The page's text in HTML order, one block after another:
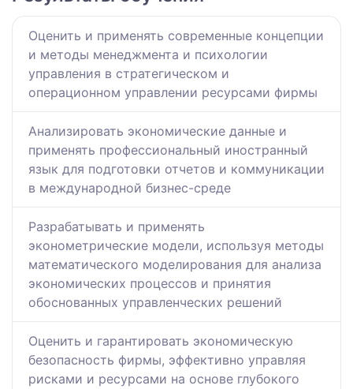
Оценить и применять современные концепции
и методы менеджмента и психологии
управления в стратегическом и
операционном управлении ресурсами фирмы
Анализировать экономические данные и
применять профессиональный иностранный
язык для подготовки отчетов и коммуникации
в международной бизнес-среде
Разрабатывать и применять
эконометрические модели, используя методы
математического моделирования для анализа
экономических процессов и принятия
обоснованных управленческих решений
Оценить и гарантировать экономическую
безопасность фирмы, эффективно управляя
рисками и ресурсами на основе глубокого